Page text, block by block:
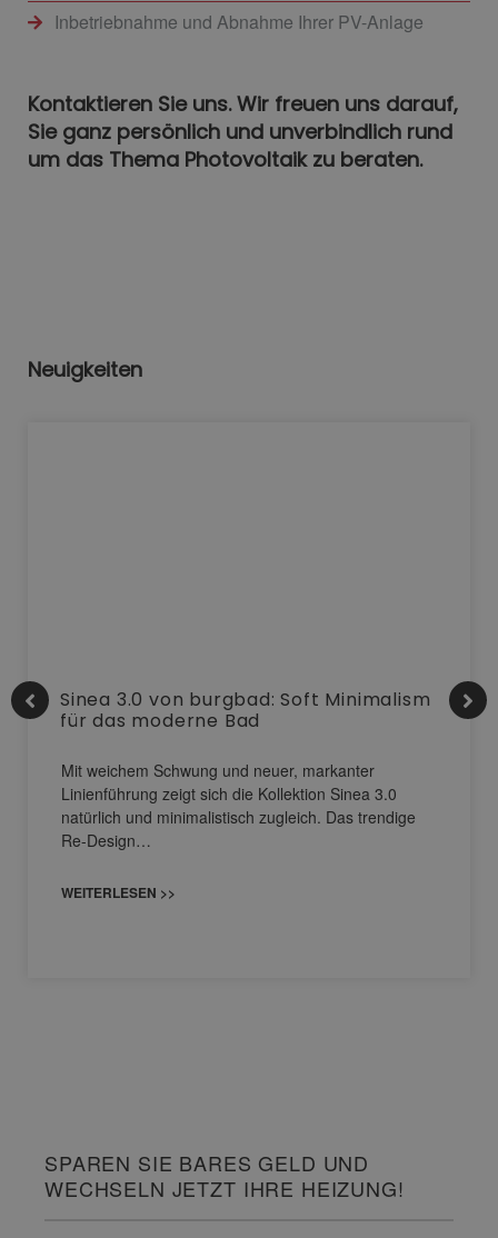
Inbetriebnahme und Abnahme Ihrer PV-Anlage
Kontaktieren Sie uns. Wir freuen uns darauf,
Sie ganz persönlich und unverbindlich rund
um das Thema Photovoltaik zu beraten.
Neuigkeiten
Sinea 3.0 von burgbad: Soft Minimalism
für das moderne Bad
Mit weichem Schwung und neuer, markanter
Linienführung zeigt sich die Kollektion Sinea 3.0
natürlich und minimalistisch zugleich. Das trendige
Re-Design…
WEITERLESEN >>
SPAREN SIE BARES GELD UND
WECHSELN JETZT IHRE HEIZUNG!